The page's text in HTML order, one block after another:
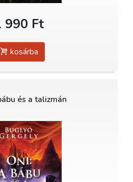
990 Ft
kosárba
és a talizmán